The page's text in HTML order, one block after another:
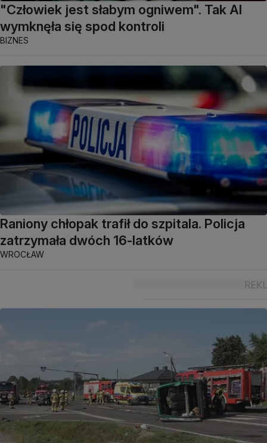
"Człowiek jest słabym ogniwem". Tak AI
wymknęła się spod kontroli
BIZNES
Raniony chłopak trafił do szpitala. Policja
zatrzymała dwóch 16-latków
WROCŁAW